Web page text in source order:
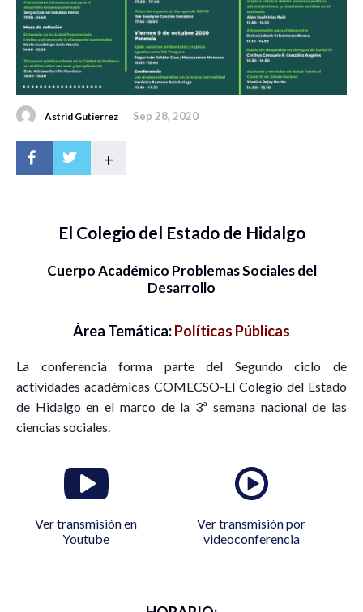
Astrid Gutierrez Sep 28, 2020
+
El Colegio del Estado de Hidalgo
Cuerpo Académico Problemas Sociales del
Desarrollo
Área Temática:Políticas Públicas
La conferencia forma parte del Segundo ciclo de
actividades académicas COMECSO-El Colegio del Estado
de Hidalgo en el marco de la 3ª semana nacional de las
ciencias sociales.
Ver transmisión en
Youtube
Ver transmisión por
videoconferencia